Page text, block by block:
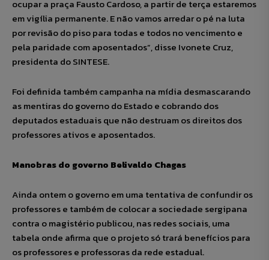
ocupar a praça Fausto Cardoso, a partir de terça estaremos
em vigília permanente. E não vamos arredar o pé na luta
por revisão do piso para todas e todos no vencimento e
pela paridade com aposentados”, disse Ivonete Cruz,
presidenta do SINTESE.
Foi definida também campanha na mídia desmascarando
as mentiras do governo do Estado e cobrando dos
deputados estaduais que não destruam os direitos dos
professores ativos e aposentados.
Manobras do governo Belivaldo Chagas
Ainda ontem o governo em uma tentativa de confundir os
professores e também de colocar a sociedade sergipana
contra o magistério publicou, nas redes sociais, uma
tabela onde afirma que o projeto só trará benefícios para
os professores e professoras da rede estadual.